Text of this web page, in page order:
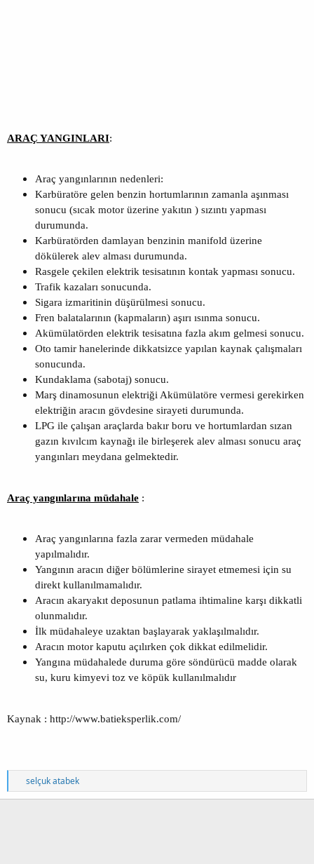
ARAÇ YANGINLARI:
Araç yangınlarının nedenleri:
Karbüratöre gelen benzin hortumlarının zamanla aşınması
sonucu (sıcak motor üzerine yakıtın ) sızıntı yapması
durumunda.
Karbüratörden damlayan benzinin manifold üzerine
dökülerek alev alması durumunda.
Rasgele çekilen elektrik tesisatının kontak yapması sonucu.
Trafik kazaları sonucunda.
Sigara izmaritinin düşürülmesi sonucu.
Fren balatalarının (kapmaların) aşırı ısınma sonucu.
Akümülatörden elektrik tesisatına fazla akım gelmesi sonucu.
Oto tamir hanelerinde dikkatsizce yapılan kaynak çalışmaları
sonucunda.
Kundaklama (sabotaj) sonucu.
Marş dinamosunun elektriği Akümülatöre vermesi gerekirken
elektriğin aracın gövdesine sirayeti durumunda.
LPG ile çalışan araçlarda bakır boru ve hortumlardan sızan
gazın kıvılcım kaynağı ile birleşerek alev alması sonucu araç
yangınları meydana gelmektedir.
Araç yangınlarına müdahale :
Araç yangınlarına fazla zarar vermeden müdahale
yapılmalıdır.
Yangının aracın diğer bölümlerine sirayet etmemesi için su
direkt kullanılmamalıdır.
Aracın akaryakıt deposunun patlama ihtimaline karşı dikkatli
olunmalıdır.
İlk müdahaleye uzaktan başlayarak yaklaşılmalıdır.
Aracın motor kaputu açılırken çok dikkat edilmelidir.
Yangına müdahalede duruma göre söndürücü madde olarak
su, kuru kimyevi toz ve köpük kullanılmalıdır
Kaynak : http://www.batieksperlik.com/
T
e
p
selçuk atabek